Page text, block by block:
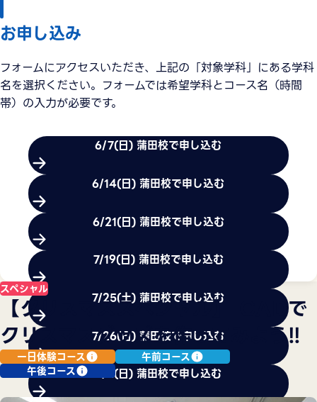
お申し込み
フォームにアクセスいただき、上記の「対象学科」にある学科
名を選択ください。フォームでは希望学科とコース名（時間
帯）の入力が必要です。
もっと見る
6/7(日) 蒲田校で申し込む
6/14(日) 蒲田校で申し込む
6/21(日) 蒲田校で申し込む
7/19(日) 蒲田校で申し込む
7/25(土) 蒲田校で申し込む
7/26(日) 蒲田校で申し込む
8/2(日) 蒲田校で申し込む
スペシャル
【クリスマススペシャル】 CADで
クリスマスグッズを作ってみよう!!
一日体験コース
午前コース
午後コース